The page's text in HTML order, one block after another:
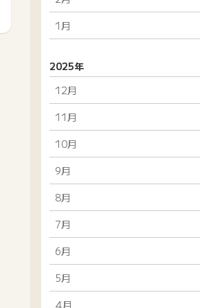
1月
2025年
12月
11月
10月
9月
8月
7月
6月
5月
4月